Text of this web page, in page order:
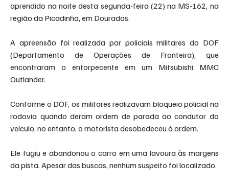
aprendido na noite desta segunda-feira (22) na MS-162, na
região da Picadinha, em Dourados.
A apreensão foi realizada por policiais militares do DOF
(Departamento de Operações de Fronteira), que
encontraram o entorpecente em um Mitsubishi MMC
Outlander.
Conforme o DOF, os militares realizavam bloqueio policial na
rodovia quando deram ordem de parada ao condutor do
veículo, no entanto, o motorista desobedeceu à ordem.
Ele fugiu e abandonou o carro em uma lavoura às margens
da pista. Apesar das buscas, nenhum suspeito foi localizado.